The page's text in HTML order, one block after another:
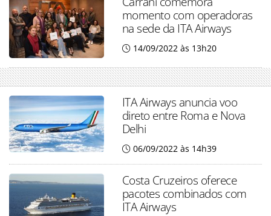
momento com operadoras
na sede da ITA Airways
14/09/2022 às 13h20
ITA Airways anuncia voo
direto entre Roma e Nova
Delhi
06/09/2022 às 14h39
Costa Cruzeiros oferece
pacotes combinados com
ITA Airways